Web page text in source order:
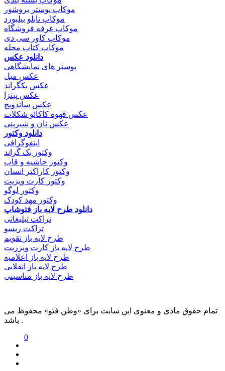
موکاپ پوستر بروشور
موکاپ تابلو بیلبورد
موکاپ غرفه فروشگاه
موکاپ کاور سی دی
موکاپ کتاب مجله
دانلود عکس
پوستر های نمایشگاهی
عکس مبل
عکس بکگراند
عکس پیتزا
عکس ساندویچ
عکس قهوه کاکائو شکلات
عکس نان و شیرینی
دانلود وکتور
اینفوگرافی
وکتور بک گراند
وکتور حاشیه و قاب
وکتور کاراکتر انسان
وکتور کارت ویزیت
وکتور لوگو
وکتور مهد کودک
دانلود طرح لایه باز فتوشاپ
تراکت تبلیغاتی
تراکت ریسو
طرح لایه باز تقویم
طرح لایه باز کارت ویززیت
طرح لایه باز اعلامیه
طرح لایه باز انقلابی
طرح لایه باز مناسبتی
تمام حقوق مادی و معنوی این سایت برای «وطن فتو» محفوظ می
باشد .
0